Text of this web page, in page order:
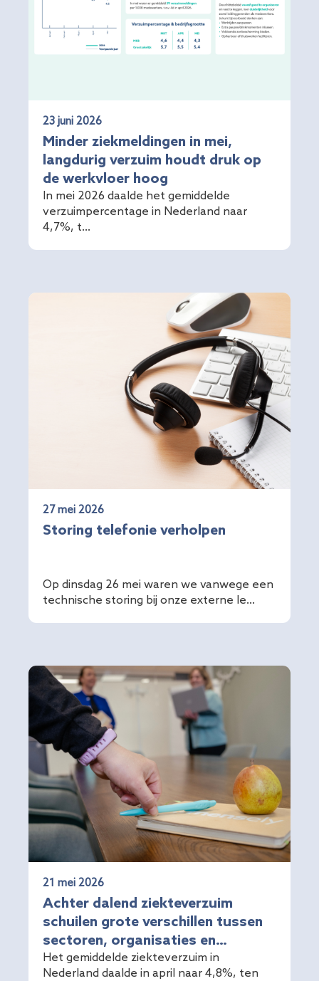
23 juni 2026
Minder ziekmeldingen in mei,
langdurig verzuim houdt druk op
de werkvloer hoog
In mei 2026 daalde het gemiddelde
verzuimpercentage in Nederland naar
4,7%, t...
27 mei 2026
Storing telefonie verholpen
Op dinsdag 26 mei waren we vanwege een
technische storing bij onze externe le...
21 mei 2026
Achter dalend ziekteverzuim
schuilen grote verschillen tussen
sectoren, organisaties en
medewerkers
Het gemiddelde ziekteverzuim in
Nederland daalde in april naar 4,8%, ten